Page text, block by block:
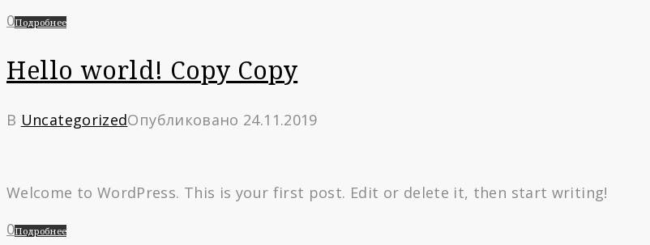
0Подробнее
Hello world! Copy Copy
В UncategorizedОпубликовано 24.11.2019
Welcome to WordPress. This is your first post. Edit or delete it, then start writing!
0Подробнее